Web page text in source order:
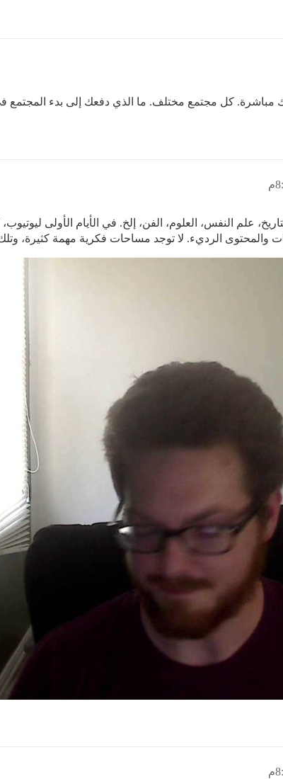
مباشرة. كل مجتمع مختلف. ما الذي دفعك إلى بدء المجتمع
علم النفس، العلوم، الفن، إلخ. في الأيام الأولى
والمحتوى الرديء. لا توجد مساحات فكرية مهمة كثيرة،